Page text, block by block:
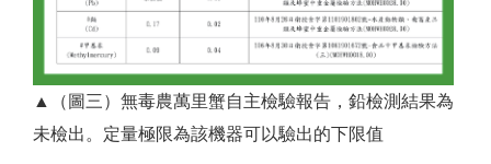
▲（圖三）無毒農萬里蟹自主檢驗報告，鉛檢測結果為
未檢出。定量極限為該機器可以驗出的下限值